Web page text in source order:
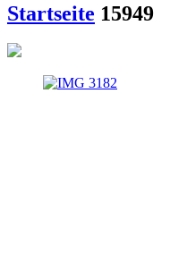
Startseite 15949